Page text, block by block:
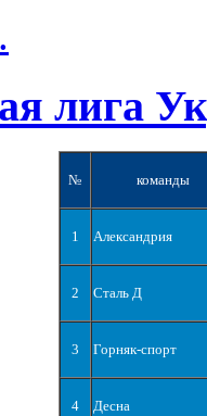
лига
№ команды
1 Александрия
2 Сталь Д
3 Горняк-спорт
4 Десна